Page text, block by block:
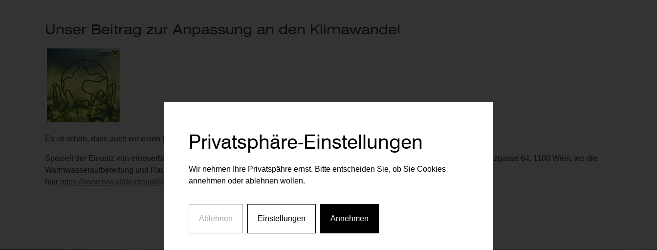
Unser Beitrag zur Anpassung an den Klimawandel
Es ist schön, dass auch wir einen Beitrag zur Anpassung an den Klimawandel leisten können.
Speziell der Einsatz von erneuerbaren Energiequellen rückt immer stärker in den Fokus und wir sind stolz auf unser Projekt Leibnizgasse 64, 1100 Wien, wo die
Warmwasseraufbereitung und Raumheizung mittels Luftwärmepumpen-Zentralheizung erfolgt. Weitere Informationen finden Sie
hier https://www.rvw.at/de/projekt/43/Leibnizgasse-64-1100-Wien.htm
Privatsphäre-Einstellungen
Wir nehmen Ihre Privatspähre ernst. Bitte entscheiden Sie, ob Sie Cookies
annehmen oder ablehnen wollen.
Ablehnen Einstellungen Annehmen